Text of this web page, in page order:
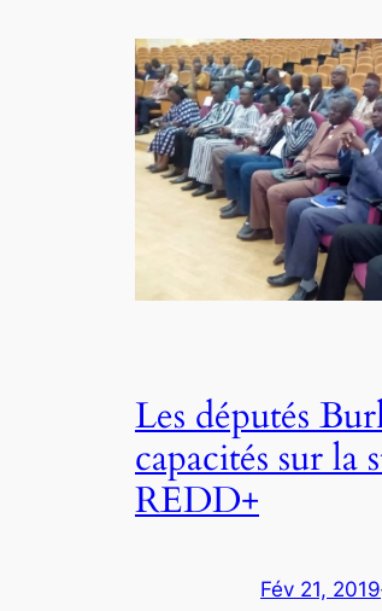
Les députés
capacités sur la
REDD+
Fév 21, 2019